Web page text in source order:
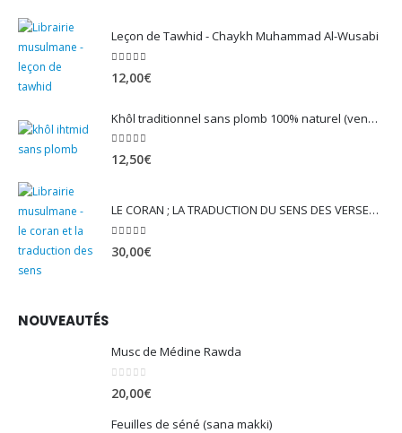
Leçon de Tawhid - Chaykh Muhammad Al-Wusabi
12,00€
Khôl traditionnel sans plomb 100% naturel (vendu avec son mirwed)
4.82sur 5
12,50€
LE CORAN ; LA TRADUCTION DU SENS DES VERSET - EDITION TAWBAH
30,00€
NOUVEAUTÉS
Musc de Médine Rawda
20,00€
Feuilles de séné (sana makki)